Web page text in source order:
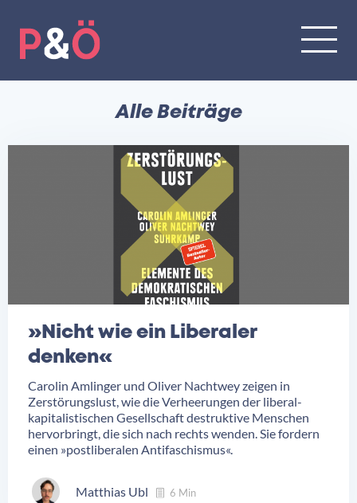
Alle Beiträge
»Nicht wie ein Liberaler
denken«
Carolin Amlinger und Oliver Nachtwey zeigen in
Zerstörungslust, wie die Verheerungen der liberal-
kapitalistischen Gesellschaft destruktive Menschen
hervorbringt, die sich nach rechts wenden. Sie fordern
einen »postliberalen Antifaschismus«.
Matthias Ubl 6 Min